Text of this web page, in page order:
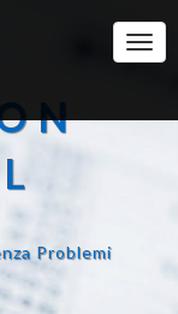
Problemi